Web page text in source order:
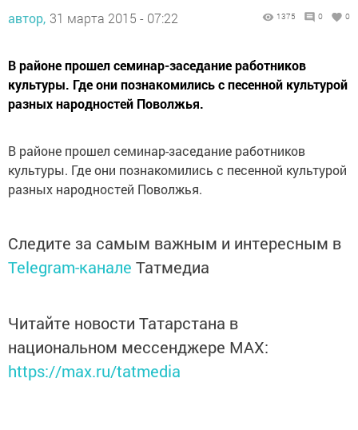
автор, 31 марта 2015 - 07:22 1375 0 0
В районе прошел семинар-заседание работников
культуры. Где они познакомились с песенной культурой
разных народностей Поволжья.
В районе прошел семинар-заседание работников
культуры. Где они познакомились с песенной культурой
разных народностей Поволжья.
Следите за самым важным и интересным в
Telegram-канале Татмедиа
Читайте новости Татарстана в
национальном мессенджере MАХ:
https://max.ru/tatmedia